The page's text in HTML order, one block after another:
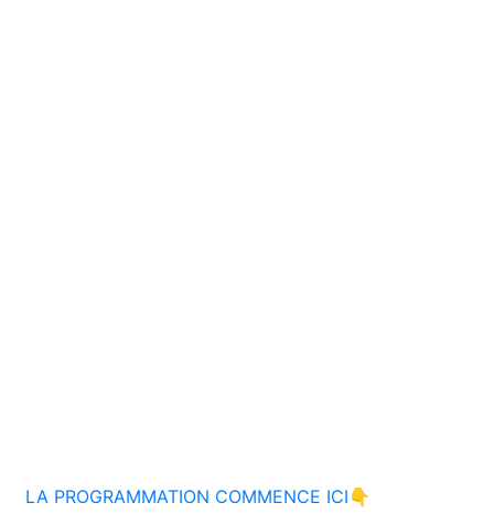
LA PROGRAMMATION COMMENCE ICI👇